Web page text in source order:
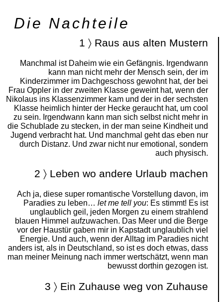
Die Nachteile
1 〉 Raus aus alten Mustern
Manchmal ist Daheim wie ein Gefängnis. Irgendwann
kann man nicht mehr der Mensch sein, der im
Kinderzimmer im Dachgeschoss gewohnt hat, der bei
Frau Oppler in der zweiten Klasse geweint hat, wenn der
Nikolaus ins Klassenzimmer kam und der in der sechsten
Klasse heimlich hinter der Hecke geraucht hat, um cool
zu sein. Irgendwann kann man sich selbst nicht mehr in
die Schublade zu stecken, in der man seine Kindheit und
Jugend verbracht hat. Und manchmal geht das eben nur
durch Distanz. Und zwar nicht nur emotional, sondern
auch physisch.
2 〉 Leben wo andere Urlaub machen
Ach ja, diese super romantische Vorstellung davon, im
Paradies zu leben… let me tell you: Es stimmt! Es ist
unglaublich geil, jeden Morgen zu einem strahlend
blauen Himmel aufzuwachen. Das Meer und die Berge
vor der Haustür gaben mir in Kapstadt unglaublich viel
Energie. Und auch, wenn der Alltag im Paradies nicht
anders ist, als in Deutschland, so ist es doch etwas, dass
man meiner Meinung nach immer wertschätzt, wenn man
bewusst dorthin gezogen ist.
3 〉 Ein Zuhause weg von Zuhause